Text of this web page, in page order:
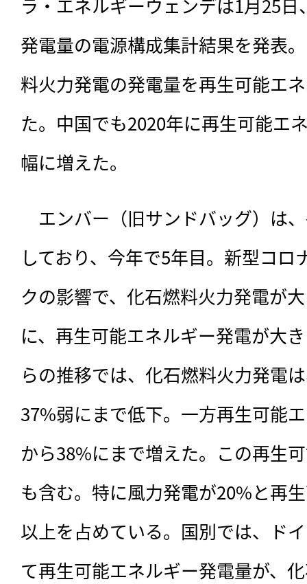
ラ・エネルギーウェンデは1月25
発電量の電源構成集計結果を発表
料火力発電の発電量を再生可能エ
た。中国でも2020年に再生可能エ
幅に増えた。
エンバー（旧サンドバッグ）は、
しており、今年で5年目。新型コ
クの影響で、化石燃料火力発電が
に、再生可能エネルギー発電が大
らの推移では、化石燃料火力発電
37%弱にまで低下。一方再生可能
から38%にまで増えた。この再生
も含む。特に風力発電が20%と再
以上を占めている。国別では、ド
て再生可能エネルギー発電量が、